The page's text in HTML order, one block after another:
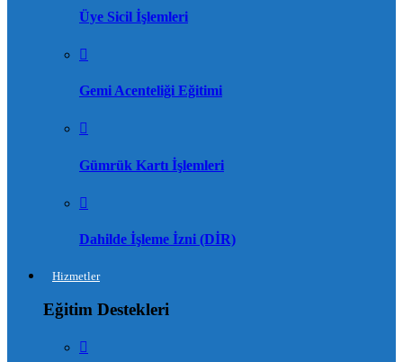
Üye Sicil İşlemleri
Gemi Acenteliği Eğitimi
Gümrük Kartı İşlemleri
Dahilde İşleme İzni (DİR)
Hizmetler
Eğitim Destekleri